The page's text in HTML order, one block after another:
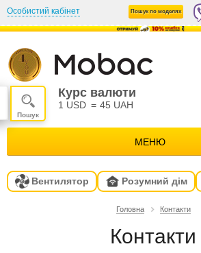
Особистий кабінет Пошук по моделях
Курс валюти
1 USD = 45 UAH
МЕНЮ
Вентилятор Розумний дім
Головна Контакти
Контакти